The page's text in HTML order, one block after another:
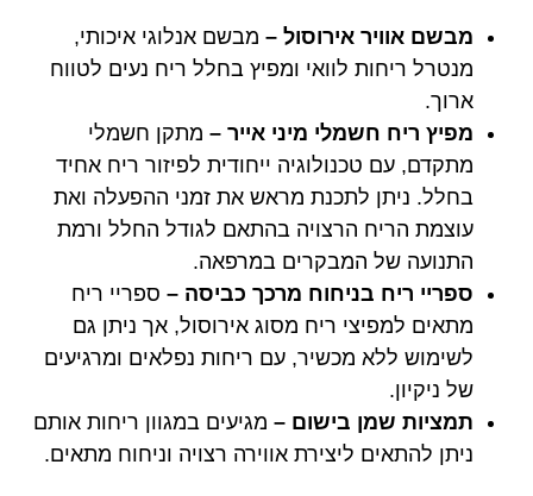
מבשם אוויר אירוסול – מבשם אנלוגי איכותי,
מנטרל ריחות לוואי ומפיץ בחלל ריח נעים לטווח
ארוך.
מפיץ ריח חשמלי מיני אייר – מתקן חשמלי
מתקדם, עם טכנולוגיה ייחודית לפיזור ריח אחיד
בחלל. ניתן לתכנת מראש את זמני ההפעלה ואת
עוצמת הריח הרצויה בהתאם לגודל החלל ורמת
התנועה של המבקרים במרפאה.
ספריי ריח בניחוח מרכך כביסה – ספריי ריח
מתאים למפיצי ריח מסוג אירוסול, אך ניתן גם
לשימוש ללא מכשיר, עם ריחות נפלאים ומרגיעים
של ניקיון.
תמציות שמן בישום – מגיעים במגוון ריחות אותם
ניתן להתאים ליצירת אווירה רצויה וניחוח מתאים.